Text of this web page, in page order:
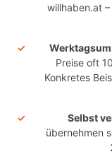
willhaben.at
Preise oft
Konkretes
Selbst
übernehmen